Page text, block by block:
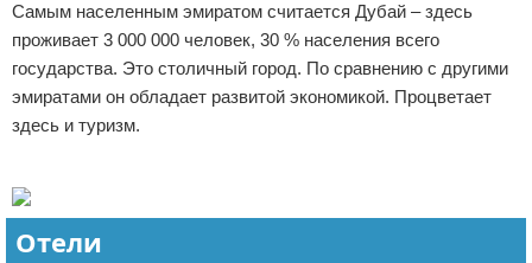
Самым населенным эмиратом считается Дубай – здесь
проживает 3 000 000 человек, 30 % населения всего
государства. Это столичный город. По сравнению с другими
эмиратами он обладает развитой экономикой. Процветает
здесь и туризм.
Отели